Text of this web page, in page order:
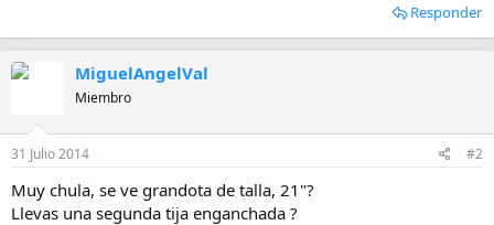
Responder
MiguelAngelVal
Miembro
31 Julio 2014 #2
Muy chula, se ve grandota de talla, 21"?
Llevas una segunda tija enganchada ?